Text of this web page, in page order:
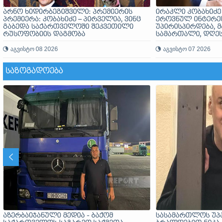
არნო ხიდირბეგიშვილი: პრემიერის
პრემიერა: კობახიძე – პირველია, ვინც
გაბედა საქართველოში შეკვეთილი
რუსოფობიის დაგმობა
აგვისტო 08 2026
ირაკლი
ეროვნულ
უპირისპირდება,
სამართალი,
აგვისტო 07 2026
ᲡᲐᲖᲝᲒᲐᲓᲝᲔᲑᲐ
აზერბაიჯანული მედია - ბაქომ
სასამართლოს